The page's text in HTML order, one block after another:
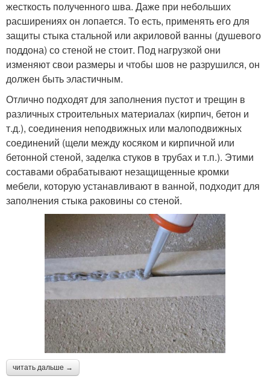
жесткость полученного шва. Даже при небольших
расширениях он лопается. То есть, применять его для
защиты стыка стальной или акриловой ванны (душевого
поддона) со стеной не стоит. Под нагрузкой они
изменяют свои размеры и чтобы шов не разрушился, он
должен быть эластичным.
Отлично подходят для заполнения пустот и трещин в
различных строительных материалах (кирпич, бетон и
т.д.), соединения неподвижных или малоподвижных
соединений (щели между косяком и кирпичной или
бетонной стеной, заделка стуков в трубах и т.п.). Этими
составами обрабатывают незащищенные кромки
мебели, которую устанавливают в ванной, подходит для
заполнения стыка раковины со стеной.
читать дальше →